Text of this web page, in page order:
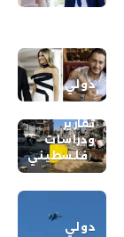
دولي
تقارير
ودراسات
فلسطيني
دولي